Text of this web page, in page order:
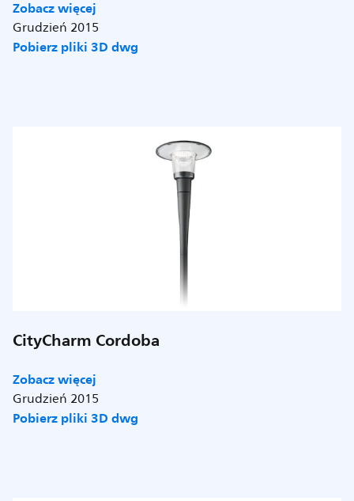
Zobacz więcej
Grudzień 2015
Pobierz pliki 3D dwg
CityCharm Cordoba
Zobacz więcej
Grudzień 2015
Pobierz pliki 3D dwg